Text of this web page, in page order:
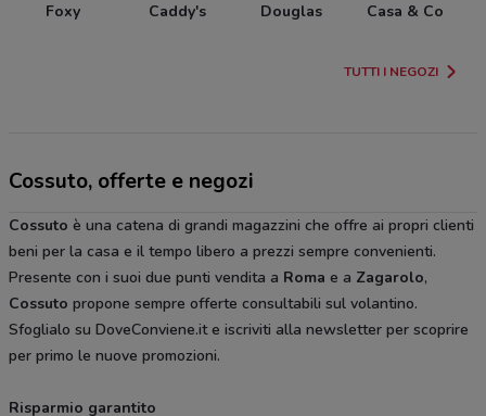
Foxy Caddy's Douglas Casa & Co
TUTTI I NEGOZI
Cossuto, offerte e negozi
Cossuto è una catena di grandi magazzini che offre ai propri clienti
beni per la casa e il tempo libero a prezzi sempre convenienti.
Presente con i suoi due punti vendita a Roma e a Zagarolo,
Cossuto propone sempre offerte consultabili sul volantino.
Sfoglialo su DoveConviene.it e iscriviti alla newsletter per scoprire
per primo le nuove promozioni.
Risparmio garantito